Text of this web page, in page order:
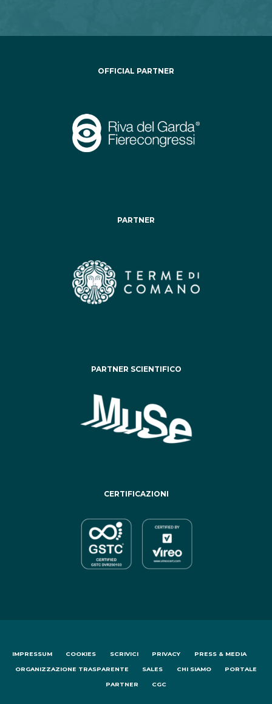
OFFICIAL PARTNER
PARTNER
PARTNER SCIENTIFICO
CERTIFICAZIONI
IMPRESSUM COOKIES SCRIVICI PRIVACY PRESS & MEDIA
ORGANIZZAZIONE TRASPARENTE SALES CHI SIAMO PORTALE
PARTNER CGC